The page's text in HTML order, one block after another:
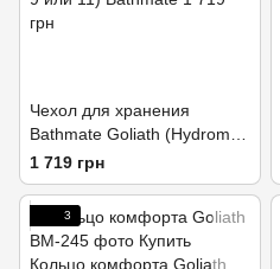
Чехол для хранения
Bathmate Goliath (Hydromax
9 или 11)
1 719 грн
3